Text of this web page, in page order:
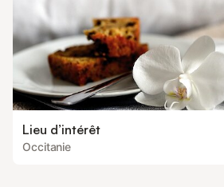
Lieu d’intérêt
Occitanie